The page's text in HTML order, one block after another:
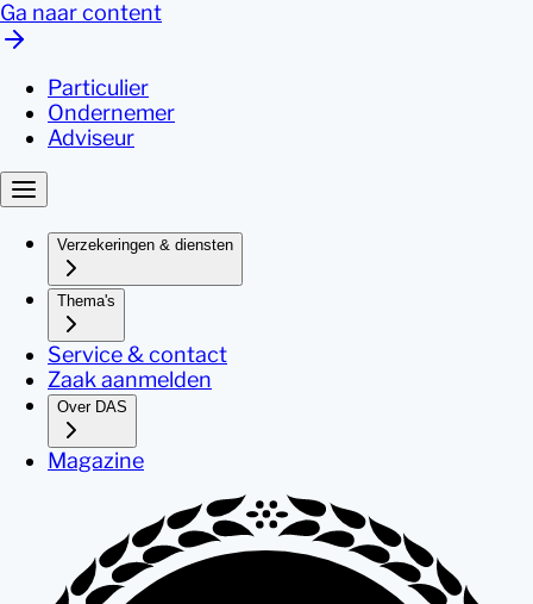
Ga naar content
Particulier
Ondernemer
Adviseur
Verzekeringen & diensten
Thema's
Service & contact
Zaak aanmelden
Over DAS
Magazine